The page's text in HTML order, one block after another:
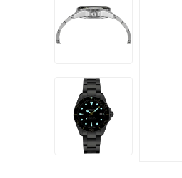
Damklockor